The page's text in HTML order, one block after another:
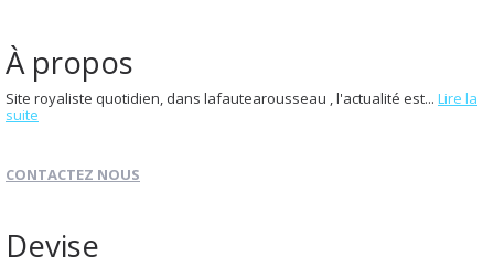
À propos
Site royaliste quotidien, dans lafautearousseau , l'actualité est... Lire la
suite
CONTACTEZ NOUS
Devise